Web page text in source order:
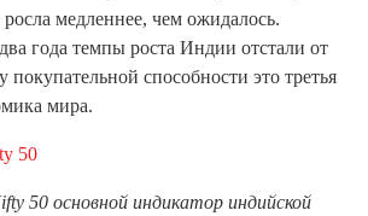
медленнее, чем ожидалось.
года темпы роста Индии отстали от
покупательной способности это третья
мира.
50 основной индикатор индийской